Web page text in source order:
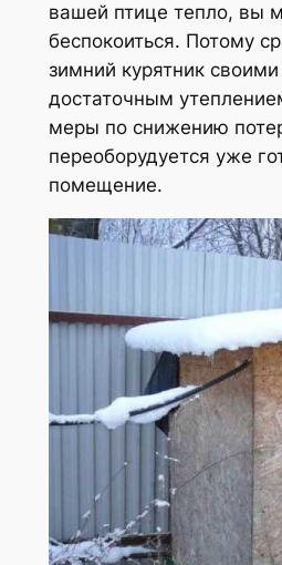
вашей птице тепло, вы
беспокоиться. Потому
зимний курятник
достаточным
меры по снижению
переоборудуется уже
помещение.